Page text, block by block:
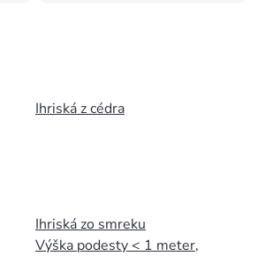
Ihriská z cédra
Ihriská zo smreku
Výška podesty < 1 meter,